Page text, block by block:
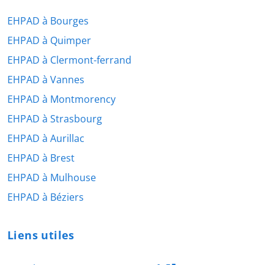
EHPAD à Bourges
EHPAD à Quimper
EHPAD à Clermont-ferrand
EHPAD à Vannes
EHPAD à Montmorency
EHPAD à Strasbourg
EHPAD à Aurillac
EHPAD à Brest
EHPAD à Mulhouse
EHPAD à Béziers
Liens utiles